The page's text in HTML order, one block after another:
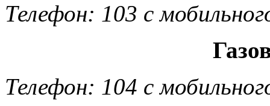
Телефон: 103 с
Телефон: 104 с